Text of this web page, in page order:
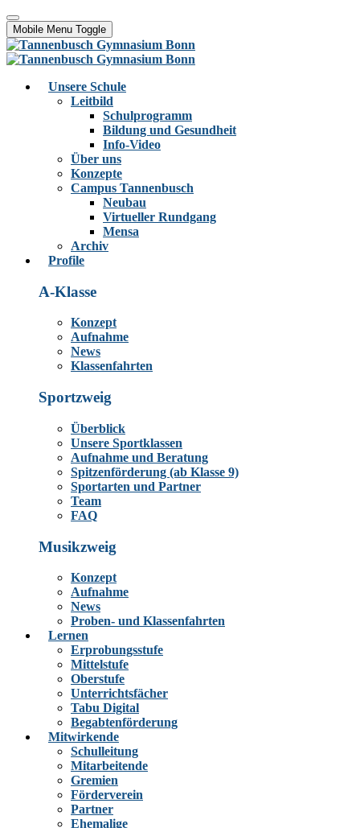
Mobile Menu Toggle
Unsere Schule
Leitbild
Schulprogramm
Bildung und Gesundheit
Info-Video
Über uns
Konzepte
Campus Tannenbusch
Neubau
Virtueller Rundgang
Mensa
Archiv
Profile
A-Klasse
Konzept
Aufnahme
News
Klassenfahrten
Sportzweig
Überblick
Unsere Sportklassen
Aufnahme und Beratung
Spitzenförderung (ab Klasse 9)
Sportarten und Partner
Team
FAQ
Musikzweig
Konzept
Aufnahme
News
Proben- und Klassenfahrten
Lernen
Erprobungsstufe
Mittelstufe
Oberstufe
Unterrichtsfächer
Tabu Digital
Begabtenförderung
Mitwirkende
Schulleitung
Mitarbeitende
Gremien
Förderverein
Partner
Ehemalige